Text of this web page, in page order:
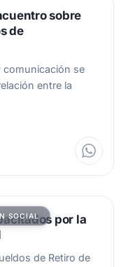
sobre
de
comunicación se
entre la
SOCIAL
por la
de Retiro de